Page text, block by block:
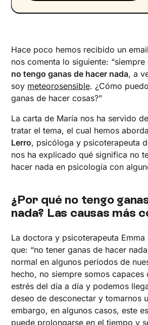
Encuentra el apoyo que
Hace poco hemos recibido un
nos comenta lo siguiente:
no tengo ganas de hacer nada, a
soy meteorosensible. ¿Cómo
ganas de hacer cosas?”
La carta de María nos ha servido
tratar el tema, el cual hemos
Lerro, psicóloga y psicoterapeuta
nos ha explicado qué significa no
hacer nada en psicología con
¿Por qué no tengo
nada? Las causas más
La doctora y psicoterapeuta
que: “no tener ganas de hacer
normal en algunos períodos de
hecho, no siempre somos capaces
estrés del día a día y podemos
deseo de desconectar y tomarnos
embargo, en algunos casos, este
puede prolongarse en el tiempo y